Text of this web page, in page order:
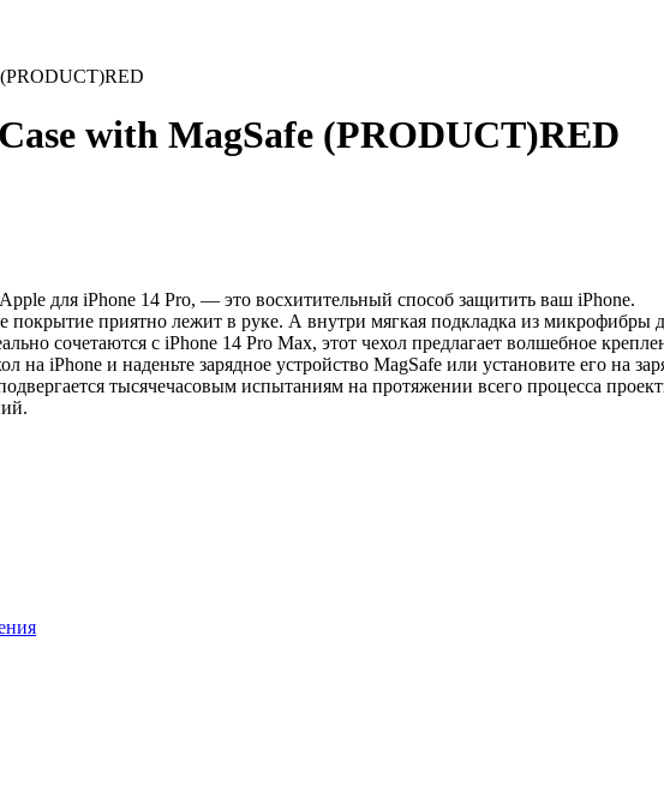
(PRODUCT)RED
with MagSafe (PRODUCT)RED
для iPhone 14 Pro, — это восхитительный способ защитить ваш iPhone.
покрытие приятно лежит в руке. А внутри мягкая подкладка из микрофибры
сочетаются с iPhone 14 Pro Max, этот чехол предлагает волшебное
на iPhone и наденьте зарядное устройство MagSafe или установите его на
тысячечасовым испытаниям на протяжении всего процесса